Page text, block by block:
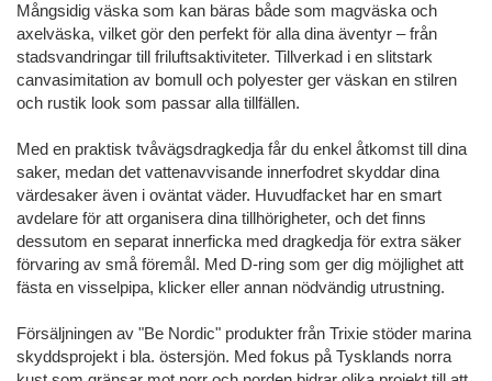
Mångsidig väska som kan bäras både som magväska och
axelväska, vilket gör den perfekt för alla dina äventyr – från
stadsvandringar till friluftsaktiviteter. Tillverkad i en slitstark
canvasimitation av bomull och polyester ger väskan en stilren
och rustik look som passar alla tillfällen.
Med en praktisk tvåvägsdragkedja får du enkel åtkomst till dina
saker, medan det vattenavvisande innerfodret skyddar dina
värdesaker även i oväntat väder. Huvudfacket har en smart
avdelare för att organisera dina tillhörigheter, och det finns
dessutom en separat innerficka med dragkedja för extra säker
förvaring av små föremål. Med D-ring som ger dig möjlighet att
fästa en visselpipa, klicker eller annan nödvändig utrustning.
Försäljningen av "Be Nordic" produkter från Trixie stöder marina
skyddsprojekt i bla. östersjön. Med fokus på Tysklands norra